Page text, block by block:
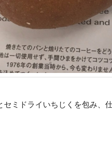
ミドライいちじくを包み、